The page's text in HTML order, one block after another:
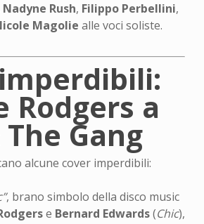
Nadyne Rush, Filippo Perbellini,
Magolie alle voci soliste.
Rodgers a
Gang
alcune cover imperdibili:
, brano simbolo della disco music
e Bernard Edwards(Chic),